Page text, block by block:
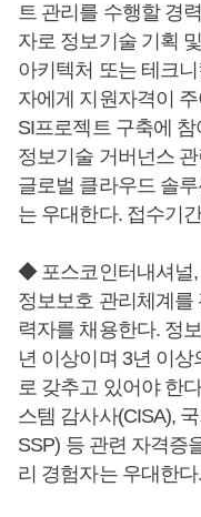
트 관리를 수행할 경
자로 정보기술 기획
아키텍처 또는 테크
자에게 지원자격이
SI프로젝트 구축에
정보기술 거버넌스
글로벌 클라우드 솔
는 우대한다. 접수기
◆ 포스코인터내셔널,
정보보호 관리체계를
력자를 채용한다. 정
년 이상이며 3년 이
로 갖추고 있어야 한
스템 감사사(CISA),
SSP) 등 관련 자격증
리 경험자는 우대한